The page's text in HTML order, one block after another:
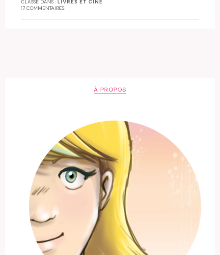
CLASSÉ DANS :LIVRES ET CINÉ
17 COMMENTAIRES
À PROPOS